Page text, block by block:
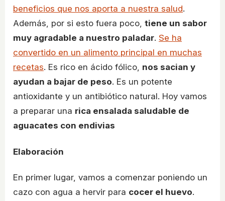
beneficios que nos aporta a nuestra salud.
Además, por si esto fuera poco, tiene un sabor
muy agradable a nuestro paladar. Se ha
convertido en un alimento principal en muchas
recetas. Es rico en ácido fólico, nos sacian y
ayudan a bajar de peso. Es un potente
antioxidante y un antibiótico natural. Hoy vamos
a preparar una rica ensalada saludable de
aguacates con endivias
Elaboración
En primer lugar, vamos a comenzar poniendo un
cazo con agua a hervir para cocer el huevo.